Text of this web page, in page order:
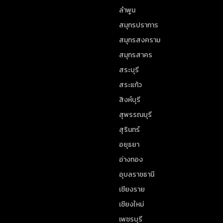
ลำพูน
สมุทรปราการ
สมุทรสงคราม
สมุทรสาคร
สระบุรี
สระแก้ว
สิงห์บุรี
สุพรรณบุรี
สุรินทร์
อยุธยา
อ่างทอง
อุบลราชธานี
เชียงราย
เชียงใหม่
เพชรบุรี